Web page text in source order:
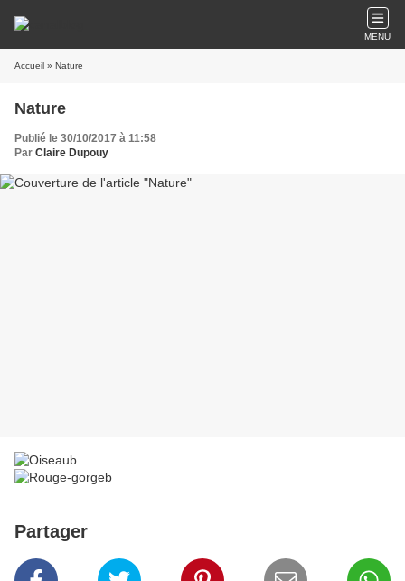
MENU
Accueil » Nature
Nature
Publié le 30/10/2017 à 11:58
Par Claire Dupouy
Partager